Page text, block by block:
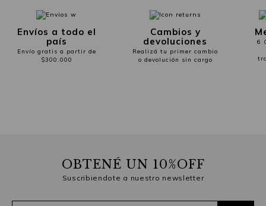
Envíos a todo el
país
Envío gratis a partir de
$300.000
Cambios y
devoluciones
Realizá tu primer cambio
o devolución sin cargo
6
OBTENÉ UN 10%OFF
Suscribiendote a nuestro newsletter